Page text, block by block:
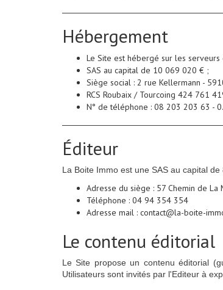
Hébergement
Le Site est hébergé sur les serveurs
SAS au capital de 10 069 020 € ;
Siège social : 2 rue Kellermann -
RCS Roubaix / Tourcoing 424 761
N° de téléphone : 08 203 203 63 -
Éditeur
La Boite Immo est une SAS au capital
Adresse du siège : 57 Chemin de
Téléphone : 04 94 354 354
Adresse mail : contact@la-boite-
Le contenu éditorial
Le Site propose un contenu éditorial
Utilisateurs sont invités par l'Editeur à